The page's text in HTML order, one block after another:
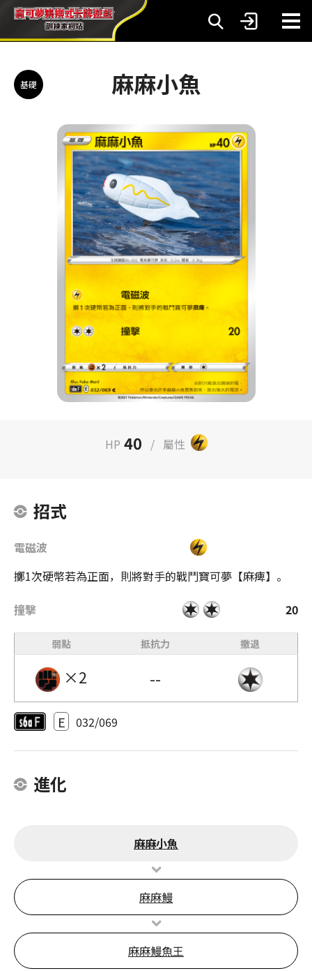
基礎 麻麻小魚
HP 40 / 屬性
招式
電磁波
擲1次硬幣若為正面，則將對手的戰鬥寶可夢【麻痺】。
撞擊
20
弱點 抵抗力 撤退
×2 --
E 032/069
進化
麻麻小魚
麻麻鰻
麻麻鰻魚王